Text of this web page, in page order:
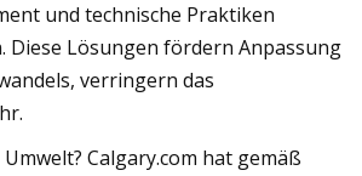
und technische Praktiken
Lösungen fördern Anpassung
verringern das
Calgary.com hat gemäß